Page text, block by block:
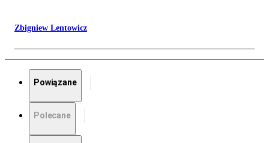
Zbigniew Lentowicz
Powiązane
Polecane